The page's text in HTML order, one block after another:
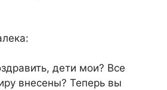
дети мои? Все
внесены? Теперь вы